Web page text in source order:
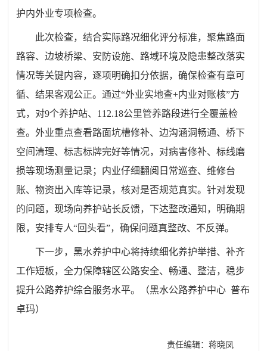
护内外业专项检查。
此次检查，结合实际路况细化评分标准，聚焦路面
路容、边坡桥梁、安防设施、路域环境及隐患整改落实
情况等关键内容，逐项明确扣分依据，确保检查有章可
循、结果客观公正。通过“外业实地查+内业对账核”方
式，对9个养护站、112.18公里管养路段进行全覆盖检
查。外业重点查看路面坑槽修补、边沟涵洞畅通、桥下
空间清理、标志标牌完好等情况，对病害修补、标线磨
损等现场测量记录；内业仔细翻阅日常巡查、维修台
账、物资出入库等记录，核对是否规范真实。针对发现
的问题，现场向养护站长反馈，下达整改通知，明确期
限，安排专人“回头看”，确保问题真整改、不反弹。
下一步，黑水养护中心将持续细化养护举措、补齐
工作短板，全力保障辖区公路安全、畅通、整洁，稳步
提升公路养护综合服务水平。（黑水公路养护中心 普布
卓玛）
责任编辑：蒋晓凤